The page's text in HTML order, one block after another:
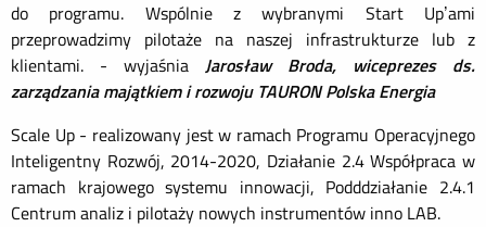
do programu. Wspólnie z wybranymi Start Up’ami
przeprowadzimy pilotaże na naszej infrastrukturze lub z
klientami. - wyjaśnia Jarosław Broda, wiceprezes ds.
zarządzania majątkiem i rozwoju TAURON Polska Energia
Scale Up - realizowany jest w ramach Programu Operacyjnego
Inteligentny Rozwój, 2014-2020, Działanie 2.4 Współpraca w
ramach krajowego systemu innowacji, Podddziałanie 2.4.1
Centrum analiz i pilotaży nowych instrumentów inno LAB.